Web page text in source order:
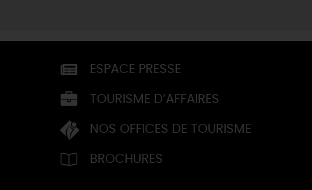
ESPACE PRESSE
TOURISME D’AFFAIRES
NOS OFFICES DE TOURISME
BROCHURES